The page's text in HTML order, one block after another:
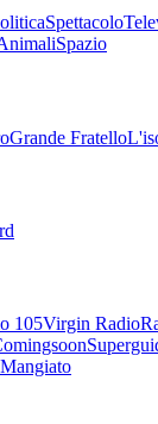
Spettacolo
Spazio
Grande Fratello
105Virgin Radio